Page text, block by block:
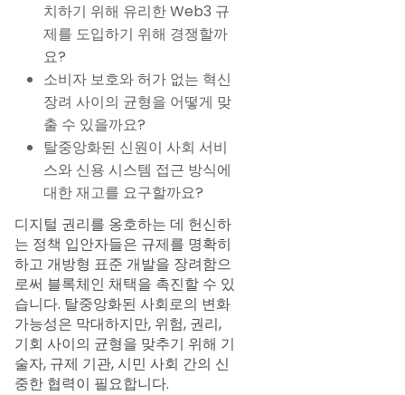
치하기 위해 유리한 Web3 규
제를 도입하기 위해 경쟁할까
요?
소비자 보호와 허가 없는 혁신
장려 사이의 균형을 어떻게 맞
출 수 있을까요?
탈중앙화된 신원이 사회 서비
스와 신용 시스템 접근 방식에
대한 재고를 요구할까요?
디지털 권리를 옹호하는 데 헌신하
는 정책 입안자들은 규제를 명확히
하고 개방형 표준 개발을 장려함으
로써 블록체인 채택을 촉진할 수 있
습니다. 탈중앙화된 사회로의 변화
가능성은 막대하지만, 위험, 권리,
기회 사이의 균형을 맞추기 위해 기
술자, 규제 기관, 시민 사회 간의 신
중한 협력이 필요합니다.